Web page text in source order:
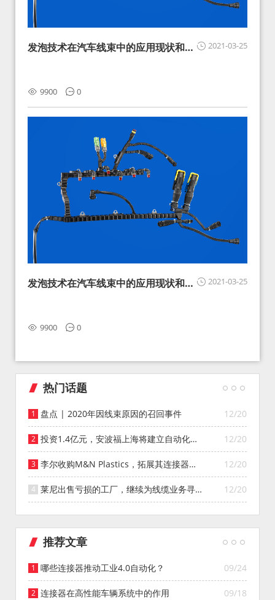
2021-03-25
发泡技术在汽车线束中的应用现状和展
9900 0
2021-03-25
发泡技术在汽车线束中的应用现状和展
9900 0
热门话题
12/20
盘点 | 2020年因线束原因的召回事件
12/20
投资1.4亿元，安波福上海将建立自动化智
能仓库
12/20
李尔收购M&N Plastics，拓展其连接器系
统业务
12/20
莱尼出售亏损的工厂，继续为线缆业务寻找
投资者
推荐文章
09/24
哪些连接器推动工业4.0自动化？
09/18
连接器在高性能车辆系统中的作用